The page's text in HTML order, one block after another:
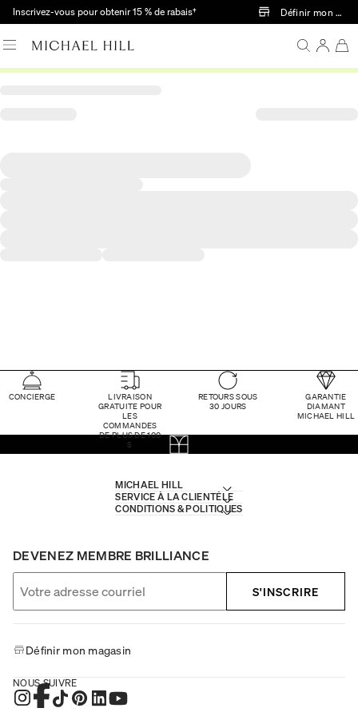
Passer au contenu principal
Inscrivez-vous pour obtenir 15 % de rabais† Définir mon
CONCIERGE
LIVRAISON
GRATUITE POUR
LES
COMMANDES
DE PLUS DE 100
$
RETOURS SOUS
30 JOURS
GARANTIE
DIAMANT
MICHAEL HILL
MICHAEL HILL
SERVICE À LA CLIENTÈLE
CONDITIONS & POLITIQUES
DEVENEZ MEMBRE BRILLIANCE
S'INSCRIRE
Définir mon magasin
NOUS SUIVRE